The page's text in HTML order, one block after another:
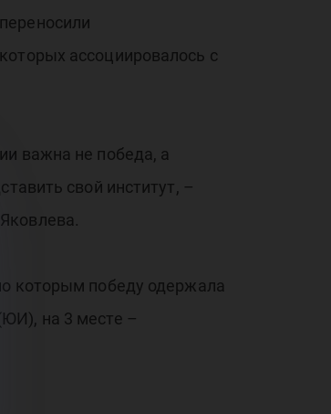
ассоциировалось с
важна не победа, а
свой институт, –
которым победу одержала
на 3 месте –